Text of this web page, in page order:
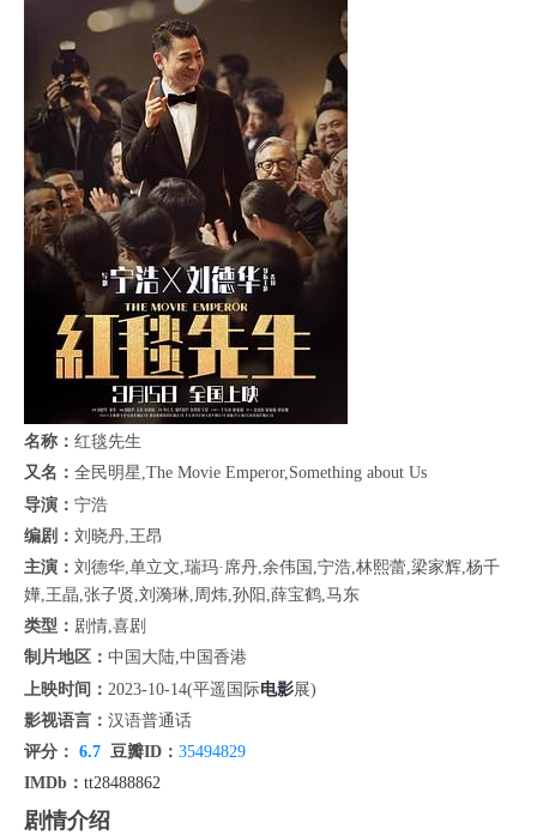
名称： 红毯先生
又名： 全民明星,The Movie Emperor,Something about Us
导演： 宁浩
编剧： 刘晓丹,王昂
主演： 刘德华,单立文,瑞玛·席丹,余伟国,宁浩,林熙蕾,梁家辉,杨千
嬅,王晶,张子贤,刘漪琳,周炜,孙阳,薛宝鹤,马东
类型： 剧情,喜剧
制片地区： 中国大陆,中国香港
上映时间： 2023-10-14(平遥国际电影展)
影视语言： 汉语普通话
评分： 6.7 豆瓣ID： 35494829
IMDb： tt28488862
剧情介绍